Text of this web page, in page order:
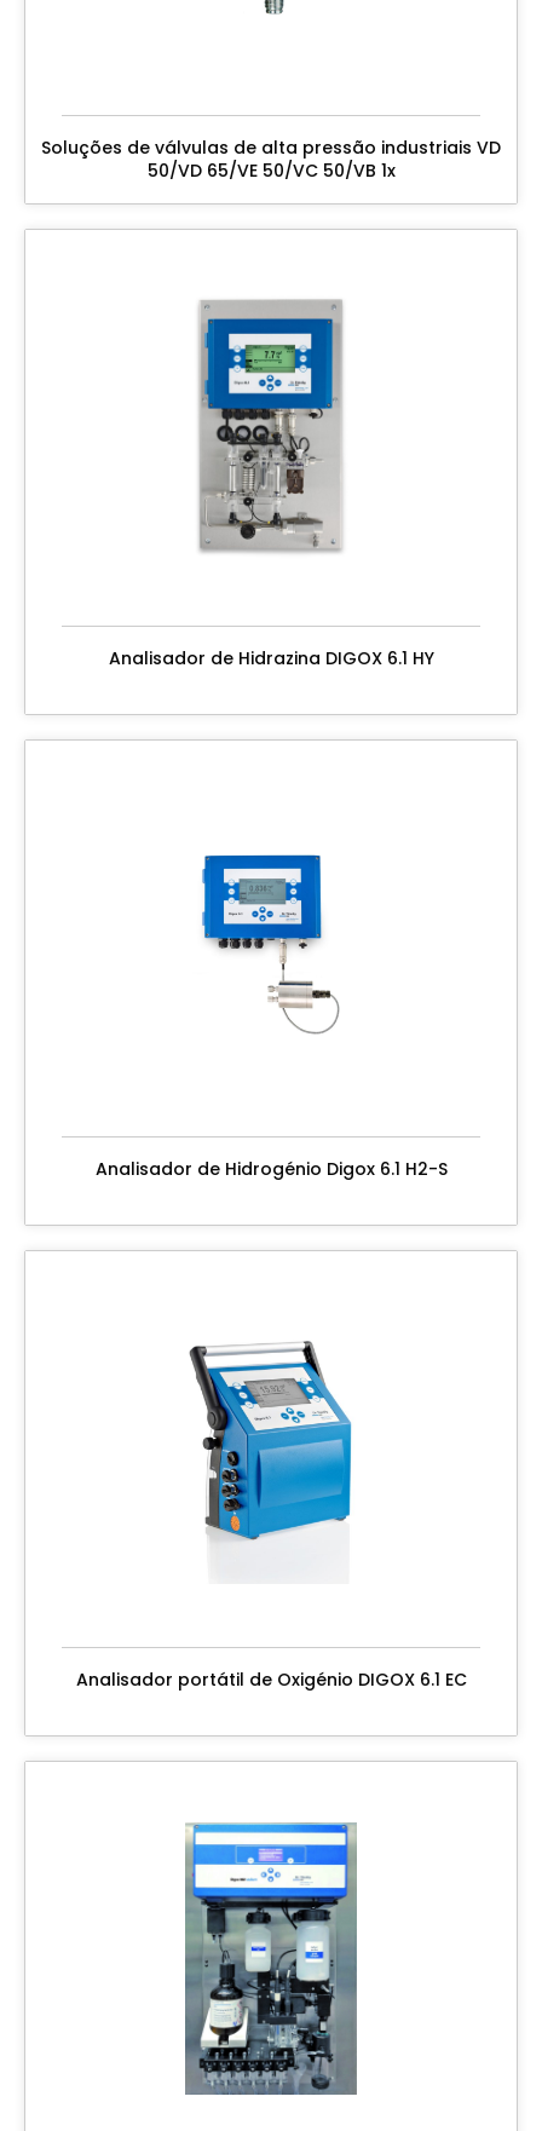
Soluções de válvulas de alta pressão industriais VD
50/VD 65/VE 50/VC 50/VB 1x
Analisador de Hidrazina DIGOX 6.1 HY
Analisador de Hidrogénio Digox 6.1 H2-S
Analisador portátil de Oxigénio DIGOX 6.1 EC